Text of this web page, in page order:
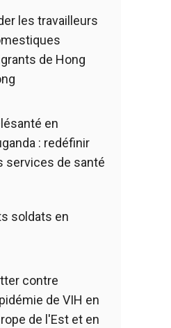
les travailleurs
de Hong
en
: redéfinir
services de santé
soldats en
contre
de VIH en
de l'Est et en